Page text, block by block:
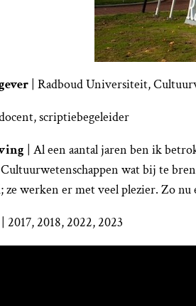
| Radboud Universiteit,
docent, scriptiebegeleider
| Al een aantal jaren ben ik
wat bij te
ze werken er met veel plezier. Zo
| 2017, 2018, 2022, 2023